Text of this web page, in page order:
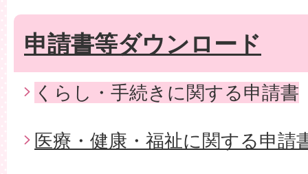
申請書等ダウンロード
くらし・手続きに関する申請書
医療・健康・福祉に関する申請